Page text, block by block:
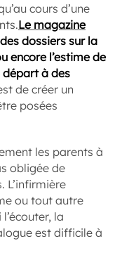
cours d’une
Le magazine
dossiers sur la
encore l’estime de
à des
de créer un
posées
les parents à
obligée de
L’infirmière
ou tout autre
la
est difficile à